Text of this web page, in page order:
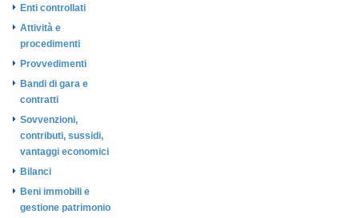
Enti controllati
Attività e
procedimenti
Provvedimenti
Bandi di gara e
contratti
Sovvenzioni,
contributi, sussidi,
vantaggi economici
Bilanci
Beni immobili e
gestione patrimonio